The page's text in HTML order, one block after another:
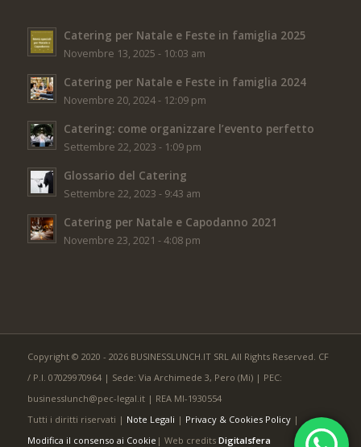
Catering per Natale e Feste in famiglia 2025
Novembre 13, 2025 - 10:03 am
Catering per Natale e Feste in famiglia 2024
Novembre 20, 2024 - 12:09 pm
Catering: come organizzare l’evento perfetto
Settembre 22, 2023 - 1:09 pm
Glossario del Catering
Settembre 22, 2023 - 9:43 am
Catering per Natale e Capodanno 2021
Novembre 23, 2021 - 4:08 pm
Copyright © 2020 - 2026 BUSINESSLUNCH.IT SRL All Rights Reserved. CF
/ P.I. 07029970964 | Sede: Via Archimede 3, Pero (Mi) | PEC:
businesslunch@pec-legal.it | REA MI-1930554
Tutti i diritti riservati | Note Legali | Privacy & Cookies Policy|
Modifica il consenso ai Cookie | Web credits Digitalsfera